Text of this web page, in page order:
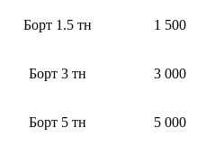
Борт 1.5 тн 1 500
Борт 3 тн 3 000
Борт 5 тн 5 000